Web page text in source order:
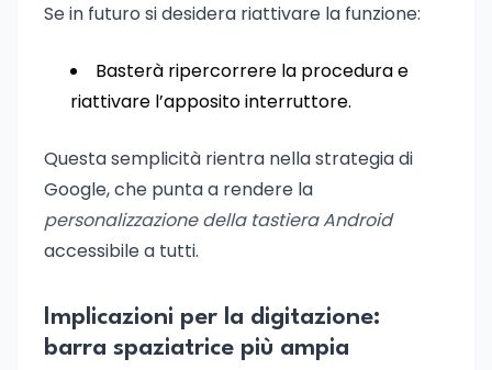
Se in futuro si desidera riattivare la funzione:
Basterà ripercorrere la procedura e
riattivare l’apposito interruttore.
Questa semplicità rientra nella strategia di
Google, che punta a rendere la
personalizzazione della tastiera Android
accessibile a tutti.
Implicazioni per la digitazione:
barra spaziatrice più ampia